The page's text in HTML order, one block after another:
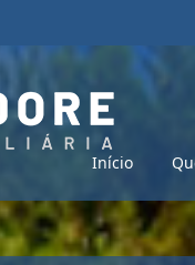
Início